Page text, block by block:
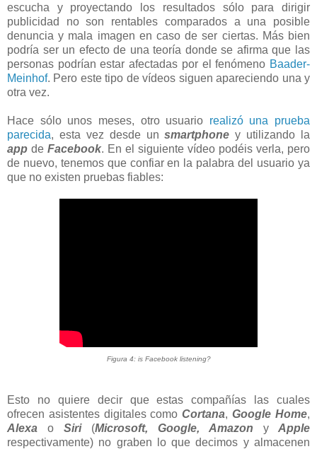
escucha y proyectando los resultados sólo para dirigir
publicidad no son rentables comparados a una posible
denuncia y mala imagen en caso de ser ciertas. Más bien
podría ser un efecto de una teoría donde se afirma que las
personas podrían estar afectadas por el fenómeno Baader-
Meinhof. Pero este tipo de vídeos siguen apareciendo una y
otra vez.
Hace sólo unos meses, otro usuario realizó una prueba
parecida, esta vez desde unsmartphone y utilizando la
app de Facebook. En el siguiente vídeo podéis verla, pero
de nuevo, tenemos que confiar en la palabra del usuario ya
que no existen pruebas fiables:
Figura 4: is Facebook listening?
Esto no quiere decir que estas compañías las cuales
ofrecen asistentes digitales comoCortana,Google Home,
Alexa o Siri(Microsoft, Google, Amazon y Apple
respectivamente) no graben lo que decimos y almacenen